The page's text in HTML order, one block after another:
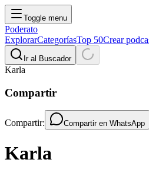
Toggle menu
Poderato
ExplorarCategoríasTop 50Crear
Ir al Buscador
Karla
Compartir
Compartir: Compartir en WhatsApp
Karla